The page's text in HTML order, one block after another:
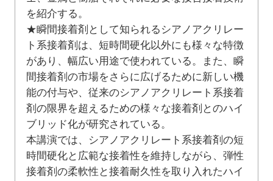
を紹介する。
★瞬間接着剤として知られるシアノアクリレー
ト系接着剤は、短時間硬化以外にも様々な特徴
があり、幅広い用途で使われている。また、瞬
間接着剤の市場をさらに広げるために新しい機
能の付与や、従来のシアノアクリレート系接着
剤の限界を超えるための様々な接着剤とのハイ
ブリッド化が研究されている。
本講演では、シアノアクリレート系接着剤の短
時間硬化と広範な接着性を維持しながら、弾性
接着剤の柔軟性と接着耐久性を取り入れたハイ